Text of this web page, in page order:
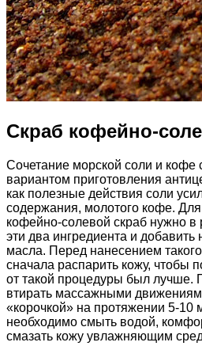
Скраб кофейно-
Сочетание морской соли и кофе
вариантом приготовления
как полезные действия соли
содержания, молотого кофе. Для
кофейно-солевой скраб нужно
эти два ингредиента и добавить
масла. Перед нанесением
сначала распарить кожу, чтобы
от такой процедуры был лучше.
втирать массажными
«корочкой» на протяжении 5-10
необходимо смыть водой,
смазать кожу увлажняющим